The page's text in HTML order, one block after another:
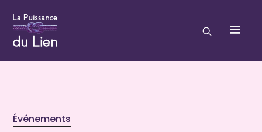
Événements